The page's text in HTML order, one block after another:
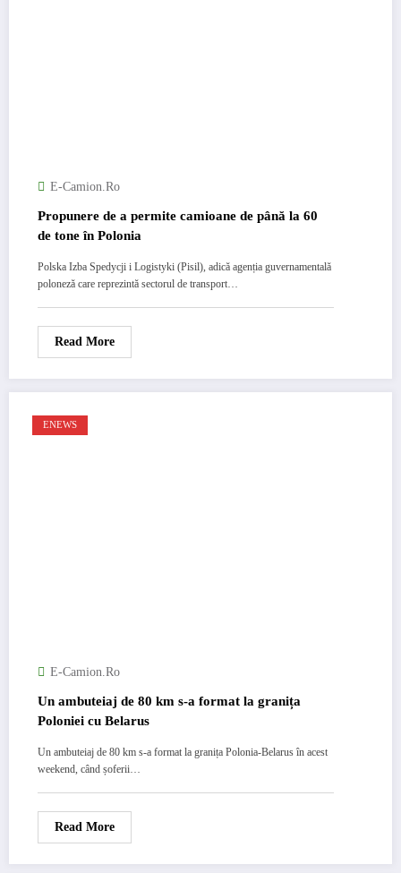
E-Camion.ro
Propunere de a permite camioane de până la 60
de tone în Polonia
Polska Izba Spedycji i Logistyki (Pisil), adică agenția guvernamentală
poloneză care reprezintă sectorul de transport…
Read More
ENEWS
E-Camion.ro
Un ambuteiaj de 80 km s-a format la granița
Poloniei cu Belarus
Un ambuteiaj de 80 km s-a format la granița Polonia-Belarus în acest
weekend, când șoferii…
Read More